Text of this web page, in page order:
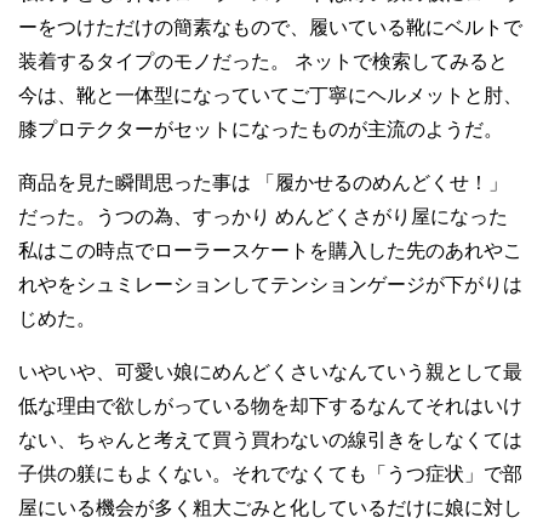
ーをつけただけの簡素なもので、履いている靴にベルトで
装着するタイプのモノだった。 ネットで検索してみると
今は、靴と一体型になっていてご丁寧にヘルメットと肘、
膝プロテクターがセットになったものが主流のようだ。
商品を見た瞬間思った事は 「履かせるのめんどくせ！」
だった。うつの為、すっかり めんどくさがり屋になった
私はこの時点でローラースケートを購入した先のあれやこ
れやをシュミレーションしてテンションゲージが下がりは
じめた。
いやいや、可愛い娘にめんどくさいなんていう親として最
低な理由で欲しがっている物を却下するなんてそれはいけ
ない、ちゃんと考えて買う買わないの線引きをしなくては
子供の躾にもよくない。それでなくても「うつ症状」で部
屋にいる機会が多く粗大ごみと化しているだけに娘に対し